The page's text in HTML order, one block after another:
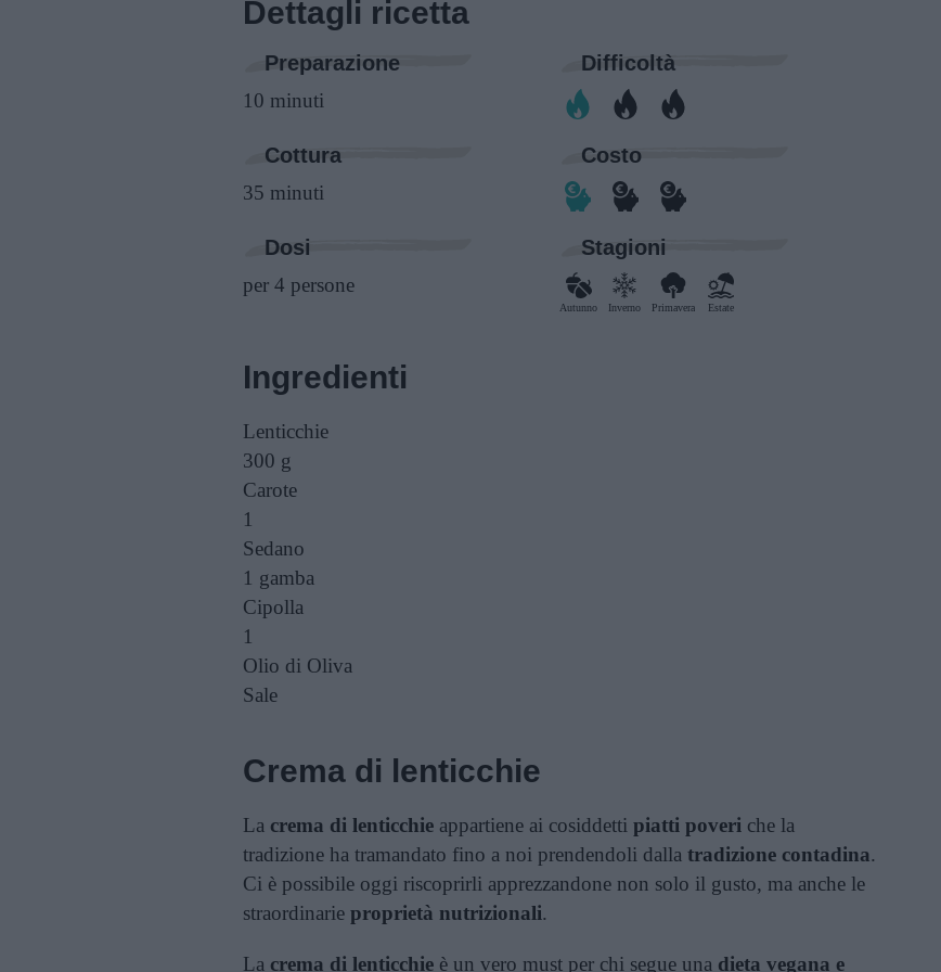
Dettagli ricetta
Preparazione
10 minuti
Difficoltà
Cottura
35 minuti
Costo
Dosi
per 4 persone
Stagioni
Autunno Inverno Primavera Estate
Ingredienti
Lenticchie
300 g
Carote
1
Sedano
1 gamba
Cipolla
1
Olio di Oliva
Sale
Crema di lenticchie
La crema di lenticchie appartiene ai cosiddetti piatti poveri che la
tradizione ha tramandato fino a noi prendendoli dalla tradizione contadina.
Ci è possibile oggi riscoprirli apprezzandone non solo il gusto, ma anche le
straordinarie proprietà nutrizionali.
La crema di lenticchie è un vero must per chi segue una dieta vegana e